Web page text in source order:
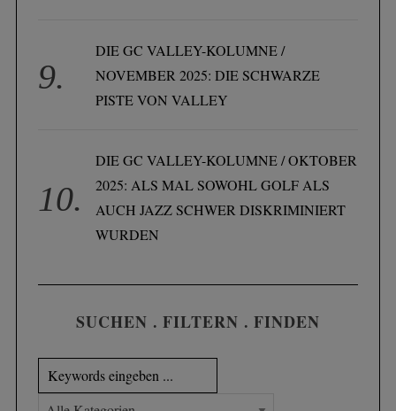
DIE GC VALLEY-KOLUMNE /
NOVEMBER 2025: DIE SCHWARZE
PISTE VON VALLEY
DIE GC VALLEY-KOLUMNE / OKTOBER
2025: ALS MAL SOWOHL GOLF ALS
AUCH JAZZ SCHWER DISKRIMINIERT
WURDEN
SUCHEN . FILTERN . FINDEN